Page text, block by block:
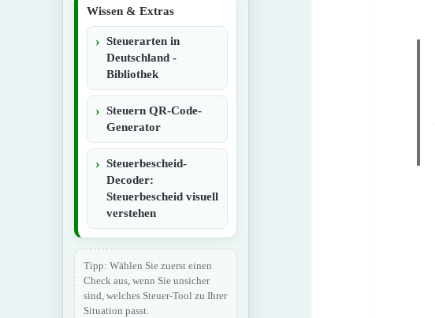
Wissen & Extras
Steuerarten in
Deutschland -
Bibliothek
Steuern QR-Code-
Generator
Steuerbescheid-
Decoder:
Steuerbescheid visuell
verstehen
Tipp: Wählen Sie zuerst einen
Check aus, wenn Sie unsicher
sind, welches Steuer-Tool zu Ihrer
Situation passt.